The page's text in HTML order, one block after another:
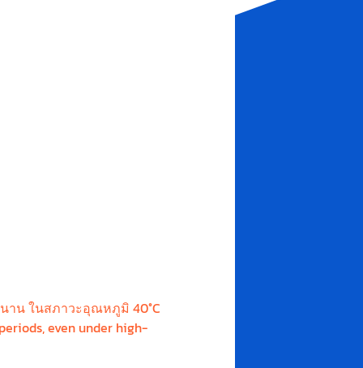
นาน ในสภาวะอุณหภูมิ 40°C
even under high-